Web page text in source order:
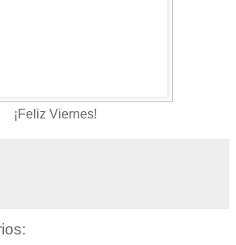
¡Feliz Viernes!